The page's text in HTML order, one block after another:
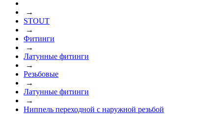
→
STOUT
→
Фитинги
→
Латунные фитинги
→
Резьбовые
→
Латунные фитинги
→
Ниппель переходной с наружной резьбой